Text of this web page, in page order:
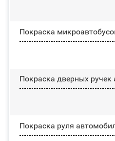
Покраска
Покраска дверных ручек
Покраска руля